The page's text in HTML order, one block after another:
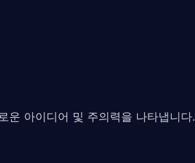
운 아이디어 및 주의력을 나타냅니다.